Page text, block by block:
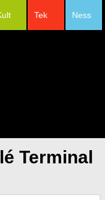
Ness
Tek
Terminal